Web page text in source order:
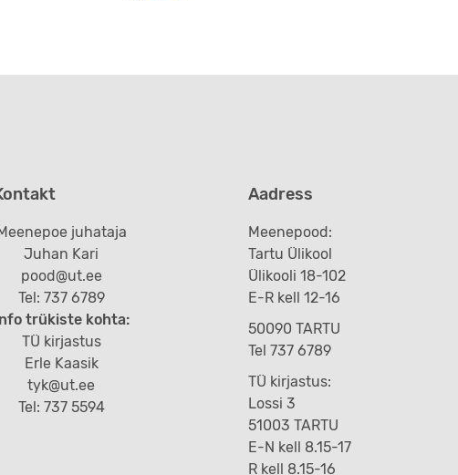
juhataja
Juhan Kari
pood@ut.ee
Tel: 737 6789
trükiste kohta:
TÜ kirjastus
Erle Kaasik
tyk@ut.ee
Tel: 737 5594
Aadress
Meenepood:
Tartu Ülikool
Ülikooli 18-102
E-R kell 12-16
50090 TARTU
Tel 737 6789
TÜ kirjastus:
Lossi 3
51003 TARTU
E-N kell 8.15-17
R kell 8.15-16